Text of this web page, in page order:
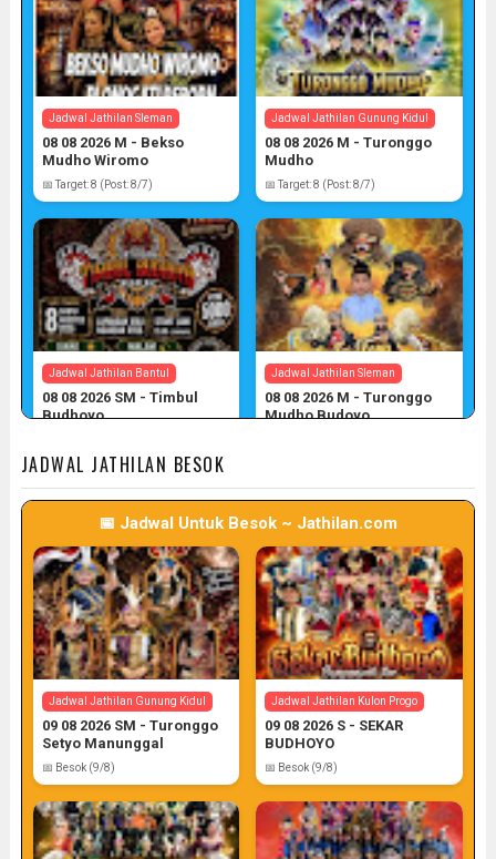
Jadwal Jathilan Sleman
08 08 2026 M - Bekso
Mudho Wiromo
📅 Target: 8 (Post: 8/7)
Jadwal Jathilan Gunung Kidul
08 08 2026 M - Turonggo
Mudho
📅 Target: 8 (Post: 8/7)
Jadwal Jathilan Bantul
08 08 2026 SM - Timbul
Budhoyo
Jadwal Jathilan Sleman
08 08 2026 M - Turonggo
Mudho Budoyo
Jadwal Jathilan Sleman
08 08 2026 M - Klaras Anom
Sembrani
📅 Target: 8 (Post: 8/7)
Jadwal Jathilan Gunung Kidul
08 08 2026 S - Sekar
Kinasih
📅 Target: 8 (Post: 8/7)
JADWAL JATHILAN BESOK
📅 Jadwal Untuk Besok ~ Jathilan.com
Jadwal Jathilan Gunung Kidul
09 08 2026 SM - Turonggo
Setyo Manunggal
📅 Besok (9/8)
Jadwal Jathilan Kulon Progo
09 08 2026 S - SEKAR
BUDHOYO
📅 Besok (9/8)